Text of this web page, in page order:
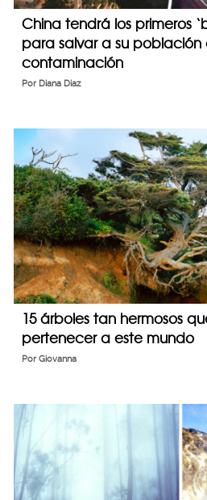
China tendrá los primeros
para salvar a su población
contaminación
Por Diana Diaz
15 árboles tan hermosos
pertenecer a este mundo
Por Giovanna